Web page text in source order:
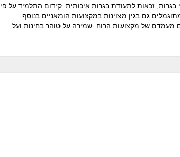
בגרות, זכאות לתעודת בגרות איכותית. קידום התלמיד על פי
גם בגין מצוינות במקצועות הומאניים בנוסף
מעמדם של מקצועות הרוח. שמירה על טוהר בחינות ועל